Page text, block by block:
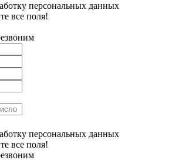
персональных данных
все поля!
персональных данных
все поля!